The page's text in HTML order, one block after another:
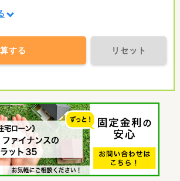
する リセット